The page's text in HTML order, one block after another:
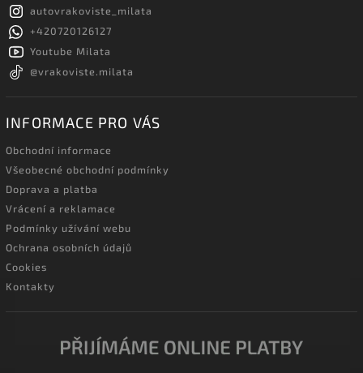
autovrakoviste_milata
+420720126127
Youtube Milata
@vrakoviste.milata
INFORMACE PRO VÁS
Obchodní informace
Všeobecné obchodní podmínky
Doprava a platba
Vrácení a reklamace
Podmínky užívání webu
Ochrana osobních údajů
Cookies
Kontakty